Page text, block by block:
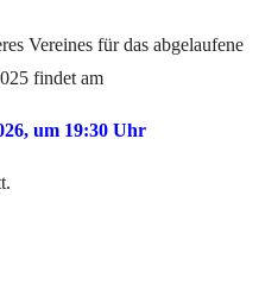
Vereines für das abgelaufene
findet am
um 19:30 Uhr